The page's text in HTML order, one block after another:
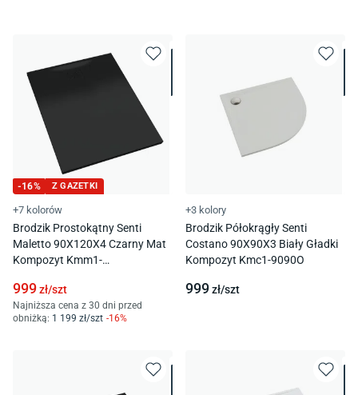
-16% Z GAZETKI
+7 kolorów
Brodzik Prostokątny Senti
Maletto 90X120X4 Czarny Mat
Kompozyt Kmm1-
999zł/szt
Najniższa cena z 30 dni przed
obniżką: 1 199 zł/szt -16%
+3 kolory
Brodzik Półokrągły Senti
Costano 90X90X3 Biały Gładki
Kompozyt Kmc1-9090O
999zł/szt